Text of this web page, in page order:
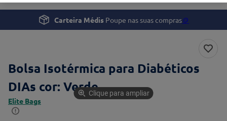
4º cerave
Carteira Médis Poupe nas suas compras🪙
Bolsa Isotérmica para Diabéticos
DIAs cor: Verde
Elite Bags
Clique para ampliar